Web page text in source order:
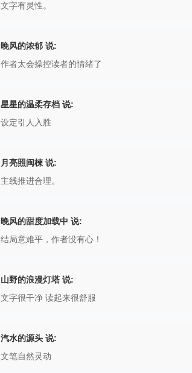
文字有灵性。
晚风的浓郁 说:
作者太会操控读者的情绪了
星星的温柔存档 说:
设定引人入胜
月亮照闽楝 说:
主线推进合理。
晚风的甜度加载中 说:
结局意难平，作者没有心！
山野的浪漫灯塔 说:
文字很干净 读起来很舒服
汽水的源头 说:
文笔自然灵动